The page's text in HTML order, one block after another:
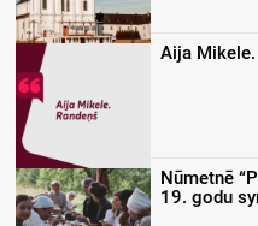
Aija Mikele.
Nūmetnē
19. godu